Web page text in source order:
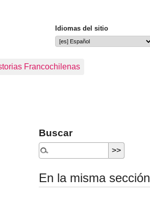
Idiomas del sitio
Francochilenas
Buscar
En la misma sección